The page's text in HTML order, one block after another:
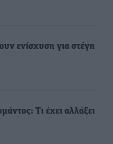
ενίσχυση για στέγη
Τι έχει αλλάξει